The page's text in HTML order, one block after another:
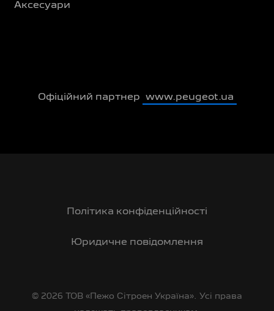
Аксесуари
Офіційний партнер www.peugeot.ua
Політика конфіденційності
Юридичне повідомлення
© 2026 ТОВ «Пежо Сітроен Україна». Усі права